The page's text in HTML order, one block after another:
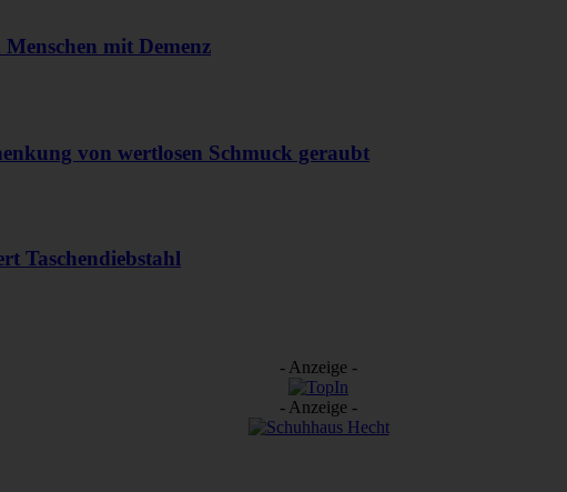
mit Demenz
von wertlosen Schmuck geraubt
Taschendiebstahl
- Anzeige -
- Anzeige -